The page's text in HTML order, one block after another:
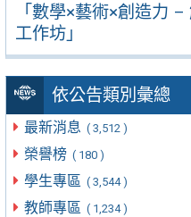
「數學×藝術×創造力
工作坊」
依公告類別彙總
最新消息 ( 3,512 )
榮譽榜 ( 180 )
學生專區 ( 3,544 )
教師專區 ( 1,234 )